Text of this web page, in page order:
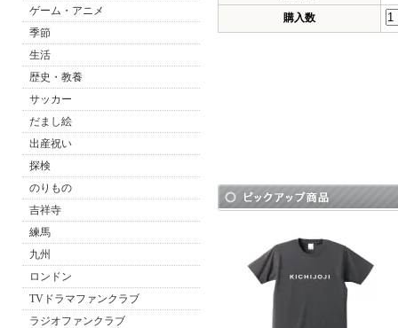
ゲーム・アニメ
季節
生活
歴史・教養
サッカー
だまし絵
出産祝い
探検
のりもの
吉祥寺
練馬
九州
ロンドン
TVドラマファンクラブ
ラジオファンクラブ
購入数